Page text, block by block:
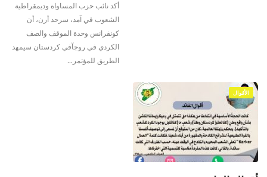
أكد نائب حزب المساواة وديمقراطية
الشعوب في آمد، سرحد أرن، أن
كونفرانس وحدة الموقف والصف
الكردي في روجآفي كردستان سيمهد
الطريق للمؤتمر …
الأقوال